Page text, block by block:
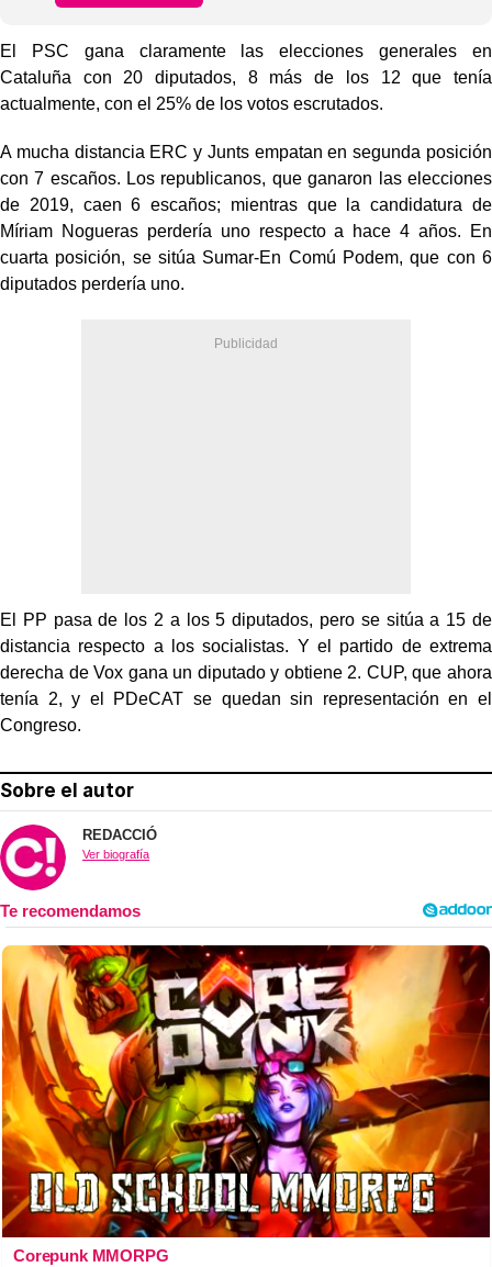
El PSC gana claramente las elecciones generales en
Cataluña con 20 diputados, 8 más de los 12 que tenía
actualmente, con el 25% de los votos escrutados.
A mucha distancia ERC y Junts empatan en segunda posición
con 7 escaños. Los republicanos, que ganaron las elecciones
de 2019, caen 6 escaños; mientras que la candidatura de
Míriam Nogueras perdería uno respecto a hace 4 años. En
cuarta posición, se sitúa Sumar-En Comú Podem, que con 6
diputados perdería uno.
El PP pasa de los 2 a los 5 diputados, pero se sitúa a 15 de
distancia respecto a los socialistas. Y el partido de extrema
derecha de Vox gana un diputado y obtiene 2. CUP, que ahora
tenía 2, y el PDeCAT se quedan sin representación en el
Congreso.
Sobre el autor
REDACCIÓ
Ver biografía
Corepunk MMORPG